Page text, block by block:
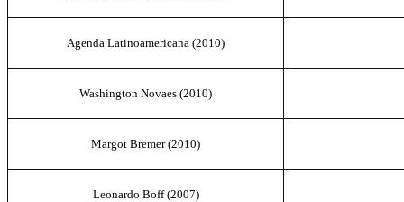
Agenda Latinoamericana (2010)
Washington Novaes (2010)
Margot Bremer(2010)
Leonardo Boff (2007)